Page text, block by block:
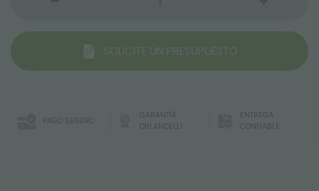
SOLICITE UN PRESUPUESTO
PAGO SEGURO
GARANTÍA
ORLANDELLI
ENTREGA
CONFIABLE